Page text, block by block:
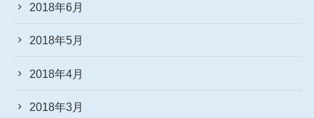
2018年6月
2018年5月
2018年4月
2018年3月